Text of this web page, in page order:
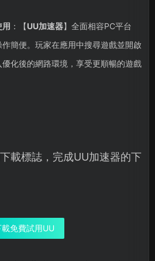
：【UU加速器】全面相容PC平台
作簡便。玩家在應用中搜尋遊戲並開啟
化後的網路環境，享受更順暢的遊戲
載標誌，完成UU加速器的下
載免費試用UU